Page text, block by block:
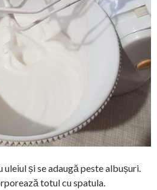
și se adaugă peste albușuri.
totul cu spatula.